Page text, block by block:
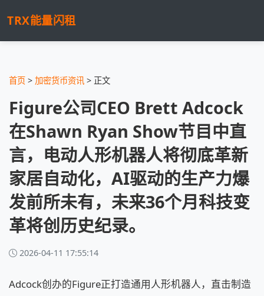
TRX能量闪租
首页 > 加密货币资讯 > 正文
Figure公司CEO Brett Adcock
在Shawn Ryan Show节目中直
言，电动人形机器人将彻底革新
家居自动化，AI驱动的生产力爆
发前所未有，未来36个月科技变
革将创历史纪录。
2026-04-11 17:55:14
Adcock创办的Figure正打造通用人形机器人，直击制造